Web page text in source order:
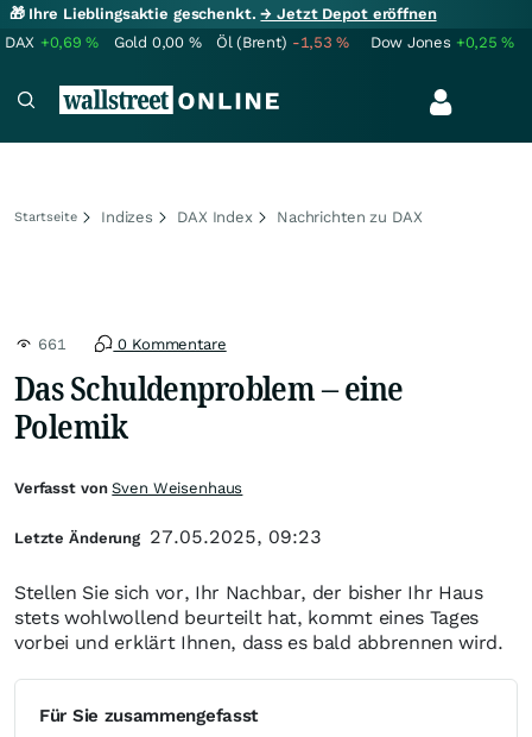
🎁 Ihre Lieblingsaktie geschenkt.→ Jetzt Depot eröffnen
DAX +0,69% Gold 0,00 % Öl (Brent) -1,53% Dow Jones +0,25%
Startseite Indizes DAX Index Nachrichten zu DAX
661 0 Kommentare
Das Schuldenproblem – eine
Polemik
Stellen Sie sich vor, Ihr Nachbar, der bisher Ihr Haus
stets wohlwollend beurteilt hat, kommt eines Tages
vorbei und erklärt Ihnen, dass es bald abbrennen wird.
Für Sie zusammengefasst
Verfasst vonSven Weisenhaus
Letzte Änderung 27.05.2025, 09:23